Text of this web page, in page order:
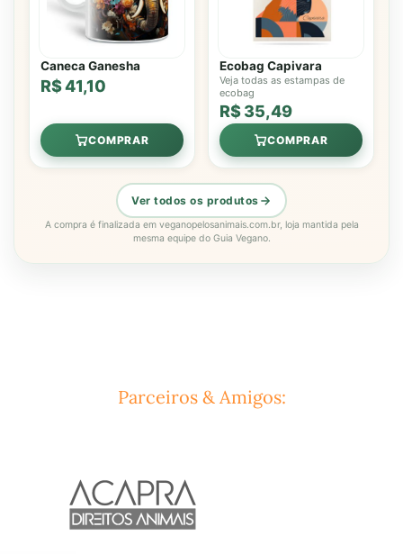
Caneca Ganesha
R$ 41,10
COMPRAR
Ecobag Capivara
Veja todas as estampas de
ecobag
R$ 35,49
COMPRAR
Ver todos os produtos
A compra é finalizada em veganopelosanimais.com.br, loja mantida pela
mesma equipe do Guia Vegano.
Parceiros & Amigos: